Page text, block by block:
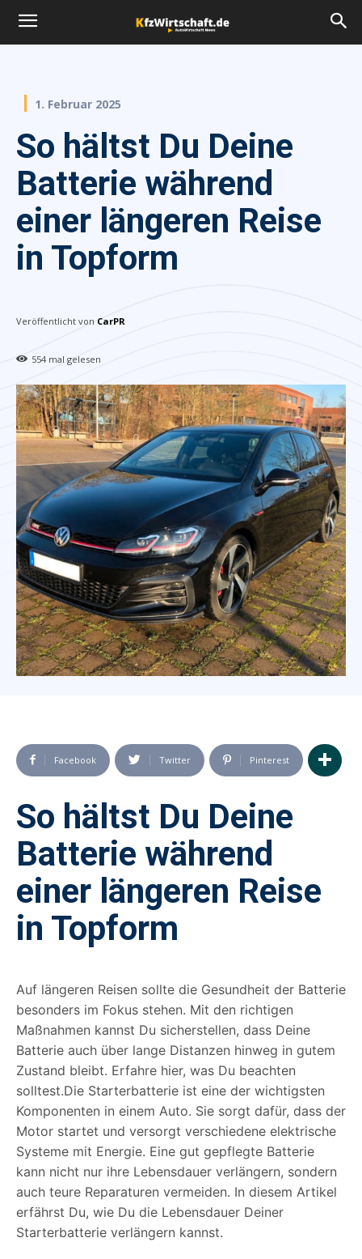
1. Februar 2025
So hältst Du Deine
Batterie während
einer längeren Reise
in Topform
Veröffentlicht von CarPR
554 mal gelesen
Facebook Twitter Pinterest
So hältst Du Deine
Batterie während
einer längeren Reise
in Topform
Auf längeren Reisen sollte die Gesundheit der Batterie
besonders im Fokus stehen. Mit den richtigen
Maßnahmen kannst Du sicherstellen, dass Deine
Batterie auch über lange Distanzen hinweg in gutem
Zustand bleibt. Erfahre hier, was Du beachten
solltest.Die Starterbatterie ist eine der wichtigsten
Komponenten in einem Auto. Sie sorgt dafür, dass der
Motor startet und versorgt verschiedene elektrische
Systeme mit Energie. Eine gut gepflegte Batterie
kann nicht nur ihre Lebensdauer verlängern, sondern
auch teure Reparaturen vermeiden. In diesem Artikel
erfährst Du, wie Du die Lebensdauer Deiner
Starterbatterie verlängern kannst.